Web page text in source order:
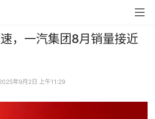
，一汽集团8月销量接近
年9月2日 上午11:29